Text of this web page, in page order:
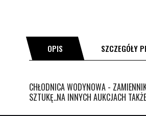
OPIS SZCZEGÓŁY
CHŁODNICA WODYNOWA -
SZTUKĘ..NA INNYCH AUKCJACH